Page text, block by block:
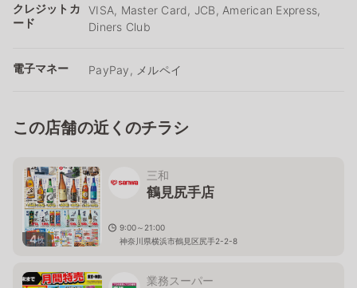
クレジットカ
ード
VISA, Master Card, JCB, American Express,
Diners Club
電子マネー PayPay, メルペイ
この店舗の近くのチラシ
4枚
三和
鶴見尻手店
9:00～21:00
神奈川県横浜市鶴見区尻手2-2-8
業務スーパー